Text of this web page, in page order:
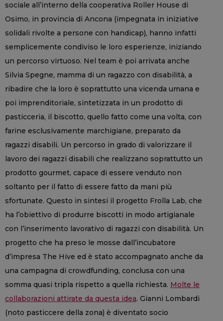
sociale all’interno della cooperativa Roller House di
Osimo, in provincia di Ancona (impegnata in iniziative
solidali rivolte a persone con handicap), hanno infatti
semplicemente condiviso le loro esperienze, iniziando
un percorso virtuoso. Nel team è poi arrivata anche
Silvia Spegne, mamma di un ragazzo con disabilità, a
ribadire che la loro è soprattutto una vicenda umana e
poi imprenditoriale, sintetizzata in un prodotto di
pasticceria, il biscotto, quello fatto come una volta, con
farine esclusivamente marchigiane, preparato da
ragazzi disabili. Un percorso in grado di valorizzare il
lavoro dei ragazzi disabili che realizzano soprattutto un
prodotto gourmet, capace di essere venduto non
soltanto per il fatto di essere fatto da mani più
sfortunate. Questo in sintesi il progetto Frolla Lab, che
ha l’obiettivo di produrre biscotti in modo artigianale
con l’inserimento lavorativo di ragazzi con disabilità. Un
progetto che ha preso le mosse dall’incubatore
d’impresa The Hive ed è stato accompagnato anche da
una campagna di crowdfunding, conclusa con una
somma quasi tripla rispetto a quella richiesta. Molte le
collaborazioni attirate da questa idea. Gianni Lombardi
(noto pasticcere della zona) è diventato socio